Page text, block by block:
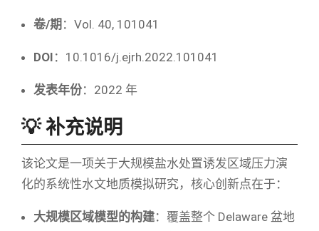
卷/期 ：Vol. 40, 101041
DOI ：10.1016/j.ejrh.2022.101041
发表年份：2022 年
💡 补充说明
该论文是一项关于大规模盐水处置诱发区域压力演
化的系统性水文地质模拟研究，核心创新点在于：
大规模区域模型的构建：覆盖整个 Delaware 盆地